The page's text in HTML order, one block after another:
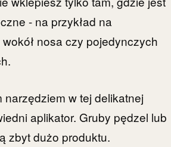
- na przykład na
nosa czy pojedynczych
narzędziem w tej delikatnej
aplikator. Gruby pędzel lub
zbyt dużo produktu.